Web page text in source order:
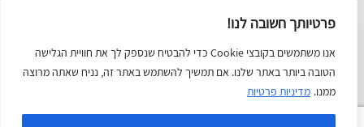
פרטיותך חשובה לנו!
אנו משתמשים בקובצי Cookie כדי להבטיח שנספק לך את חוויית הגלישה
הטובה ביותר באתר שלנו. אם תמשיך להשתמש באתר זה, נניח שאתה מרוצה
ממנו. מדיניות פרטיות
רשימת
קטגוריות
Categories
תכשיטים
ציור וצילום
פיסול
טקסטיל ואופנה
קרמיקה
בובות
זכוכית
יודאיקה